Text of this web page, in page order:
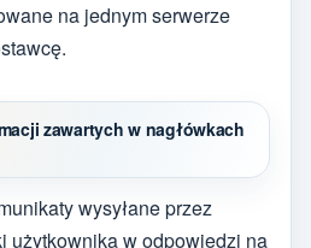
na jednym serwerze
zawartych w nagłówkach
wysyłane przez
użytkownika w odpowiedzi na